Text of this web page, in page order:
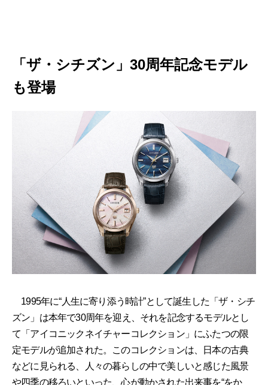
「ザ・シチズン」30周年記念モデル
も登場
1995年に“人生に寄り添う時計”として誕生した「ザ・シチ
ズン」は本年で30周年を迎え、それを記念するモデルとし
て「アイコニックネイチャーコレクション」にふたつの限
定モデルが追加された。このコレクションは、日本の古典
などに見られる、人々の暮らしの中で美しいと感じた風景
や四季の移ろいといった、心が動かされた出来事を“をか